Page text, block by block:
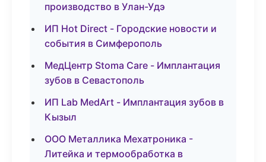
производство в Улан-Удэ
ИП Hot Direct - Городские новости и
события в Симферополь
МедЦентр Stoma Care - Имплантация
зубов в Севастополь
ИП Lab MedArt - Имплантация зубов в
Кызыл
ООО Металлика Мехатроника -
Литейка и термообработка в